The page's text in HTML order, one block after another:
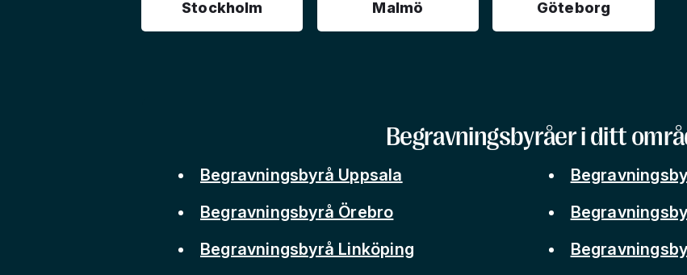
Stockholm Malmö Göteborg
Begravningsbyråer i ditt
Begravningsbyrå Uppsala
Begravningsbyrå Örebro
Begravningsbyrå Linköping